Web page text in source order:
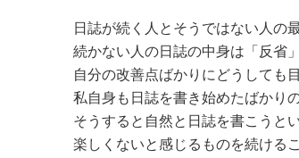
日誌が続く人とそうではない人の
続かない人の日誌の中身は「反省
自分の改善点ばかりにどうしても
私自身も日誌を書き始めたばかり
そうすると自然と日誌を書こうと
楽しくないと感じるものを続ける